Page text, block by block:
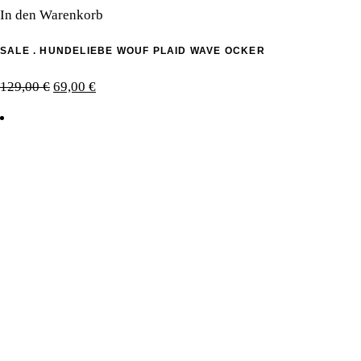
99,00 €59,00 €.
In den Warenkorb
SALE . HUNDELIEBE WOUF PLAID WAVE OCKER
129,00€ Ursprünglicher
69,00 €Aktueller